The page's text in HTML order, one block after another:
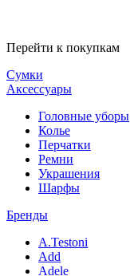
Перейти к покупкам
Сумки
Аксессуары
Головные уборы
Колье
Перчатки
Ремни
Украшения
Шарфы
Бренды
A.Testoni
Add
Adele